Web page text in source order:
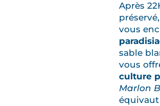
Après
vous
sable
vous
culture
Marlon